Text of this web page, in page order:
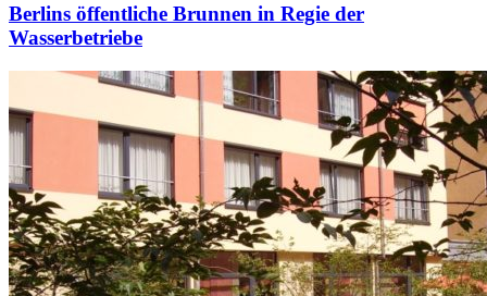
Berlins öffentliche Brunnen in Regie der
Wasserbetriebe